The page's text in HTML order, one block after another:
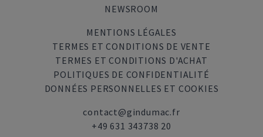
NEWSROOM
MENTIONS LÉGALES
TERMES ET CONDITIONS DE VENTE
TERMES ET CONDITIONS D'ACHAT
POLITIQUES DE CONFIDENTIALITÉ
DONNÉES PERSONNELLES ET COOKIES
contact@gindumac.fr
+49 631 343738 20